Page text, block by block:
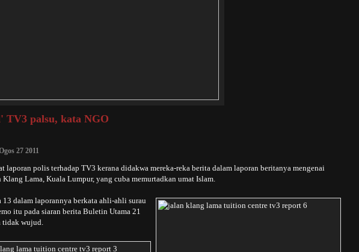
TV3 palsu, kata NGO
27 2011
laporan polis terhadap TV3 kerana didakwa mereka-reka berita dalam laporan beritanya mengenai
Lama, Kuala Lumpur, yang cuba memurtadkan umat Islam.
dalam laporannya berkata ahli-ahli surau
itu pada siaran berita Buletin Utama 21
tidak wujud.